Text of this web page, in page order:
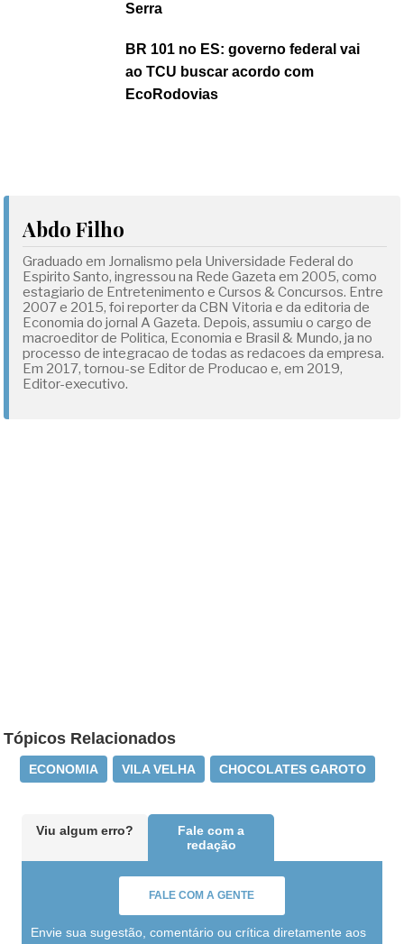
Serra
BR 101 no ES: governo federal vai
ao TCU buscar acordo com
EcoRodovias
Abdo Filho
Graduado em Jornalismo pela Universidade Federal do
Espirito Santo, ingressou na Rede Gazeta em 2005, como
estagiario de Entretenimento e Cursos & Concursos. Entre
2007 e 2015, foi reporter da CBN Vitoria e da editoria de
Economia do jornal A Gazeta. Depois, assumiu o cargo de
macroeditor de Politica, Economia e Brasil & Mundo, ja no
processo de integracao de todas as redacoes da empresa.
Em 2017, tornou-se Editor de Producao e, em 2019,
Editor-executivo.
Tópicos Relacionados
ECONOMIA VILA VELHA CHOCOLATES GAROTO
Viu algum erro?
Fale com a
redação
FALE COM A GENTE
Envie sua sugestão, comentário ou crítica diretamente aos